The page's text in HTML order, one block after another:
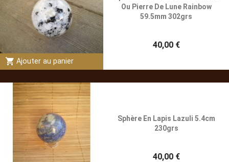
shopping_cart Ajouter au panier
Ou Pierre De Lune Rainbow
59.5mm 302grs
40,00 €
Sphère En Lapis Lazuli 5.4cm
230grs
40,00 €